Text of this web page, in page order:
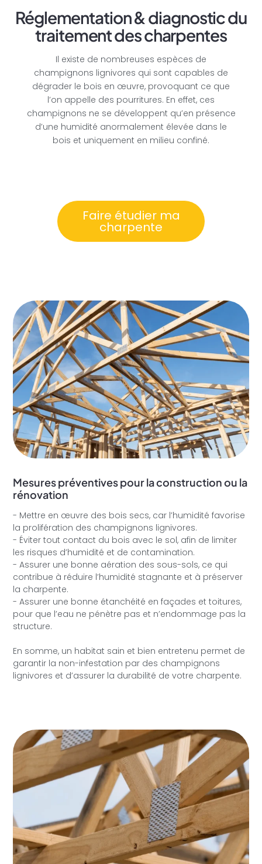
Réglementation & diagnostic du
traitement des charpentes
Il existe de nombreuses espèces de
champignons lignivores qui sont capables de
dégrader le bois en œuvre, provoquant ce que
l’on appelle des pourritures. En effet, ces
champignons ne se développent qu’en présence
d’une humidité anormalement élevée dans le
bois et uniquement en milieu confiné.
Faire étudier ma
charpente
Mesures préventives pour la construction ou la
rénovation
- Mettre en œuvre des bois secs, car l’humidité favorise
la prolifération des champignons lignivores.
- Éviter tout contact du bois avec le sol, afin de limiter
les risques d’humidité et de contamination.
- Assurer une bonne aération des sous-sols, ce qui
contribue à réduire l’humidité stagnante et à préserver
la charpente.
- Assurer une bonne étanchéité en façades et toitures,
pour que l’eau ne pénètre pas et n’endommage pas la
structure.
En somme, un habitat sain et bien entretenu permet de
garantir la non-infestation par des champignons
lignivores et d’assurer la durabilité de votre charpente.